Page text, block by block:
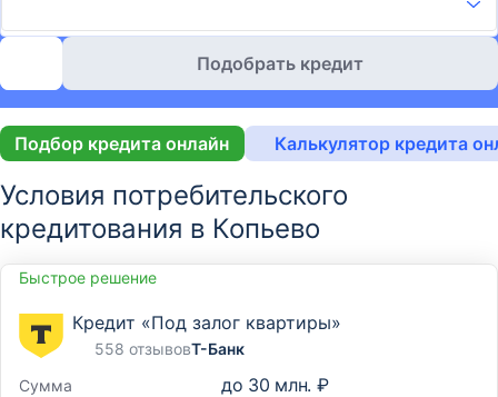
Подобрать кредит
Подбор кредита онлайн Калькулятор кредита
Условия потребительского
кредитования в Копьево
Быстрое решение
Кредит «Под залог квартиры»
558 отзывовТ-Банк
Сумма
до 30 млн. ₽